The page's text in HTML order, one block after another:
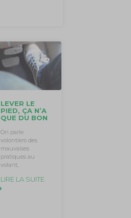
LEVER LE
PIED, ÇA N’A
QUE DU BON
On parle
volontiers des
mauvaises
pratiques au
volant,
LIRE LA SUITE